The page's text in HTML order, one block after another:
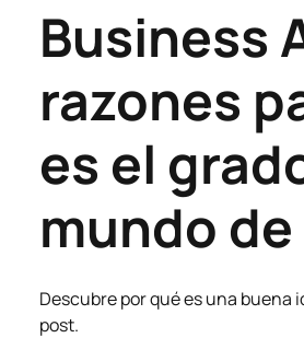
Business
razones
es el
mundo de
Descubre por qué es una
post.